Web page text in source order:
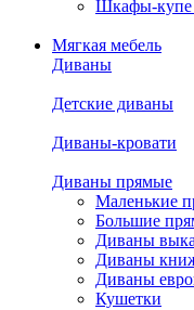
Шкафы-купе
Мягкая мебель
Диваны
Детские диваны
Диваны-кровати
Диваны прямые
Маленькие
Большие
Диваны
Диваны
Диваны
Кушетки